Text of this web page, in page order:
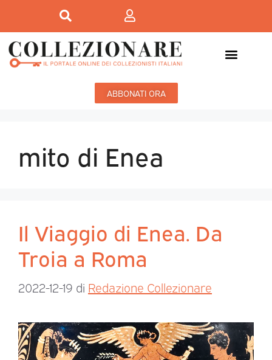
ABBONATI ORA
mito di Enea
Il Viaggio di Enea. Da
Troia a Roma
2022-12-19 di Redazione Collezionare